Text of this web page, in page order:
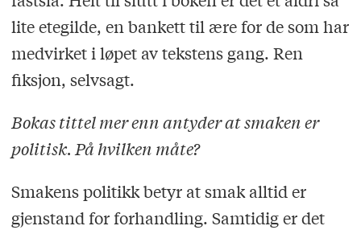
lite etegilde, en bankett til ære for de som har
medvirket i løpet av tekstens gang. Ren
fiksjon, selvsagt.
Bokas tittel mer enn antyder at smaken er
politisk. På hvilken måte?
Smakens politikk betyr at smak alltid er
gjenstand for forhandling. Samtidig er det